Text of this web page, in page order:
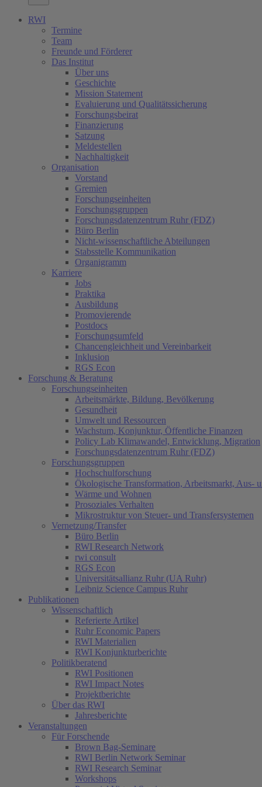
RWI
Termine
Team
Freunde und Förderer
Das Institut
Über uns
Geschichte
Mission Statement
Evaluierung und Qualitätssicherung
Forschungsbeirat
Finanzierung
Satzung
Meldestellen
Nachhaltigkeit
Organisation
Vorstand
Gremien
Forschungseinheiten
Forschungsgruppen
Forschungsdatenzentrum Ruhr (FDZ)
Büro Berlin
Nicht-wissenschaftliche Abteilungen
Stabsstelle Kommunikation
Organigramm
Karriere
Jobs
Praktika
Ausbildung
Promovierende
Postdocs
Forschungsumfeld
Chancengleichheit und Vereinbarkeit
Inklusion
RGS Econ
Forschung & Beratung
Forschungseinheiten
Arbeitsmärkte, Bildung, Bevölkerung
Gesundheit
Umwelt und Ressourcen
Wachstum, Konjunktur, Öffentliche Finanzen
Policy Lab Klimawandel, Entwicklung, Migration
Forschungsdatenzentrum Ruhr (FDZ)
Forschungsgruppen
Hochschulforschung
Ökologische Transformation, Arbeitsmarkt, Aus-
Wärme und Wohnen
Prosoziales Verhalten
Mikrostruktur von Steuer- und Transfersystemen
Vernetzung/Transfer
Büro Berlin
RWI Research Network
rwi consult
RGS Econ
Universitätsallianz Ruhr (UA Ruhr)
Leibniz Science Campus Ruhr
Publikationen
Wissenschaftlich
Referierte Artikel
Ruhr Economic Papers
RWI Materialien
RWI Konjunkturberichte
Politikberatend
RWI Positionen
RWI Impact Notes
Projektberichte
Über das RWI
Jahresberichte
Veranstaltungen
Für Forschende
Brown Bag-Seminare
RWI Berlin Network Seminar
RWI Research Seminar
Workshops